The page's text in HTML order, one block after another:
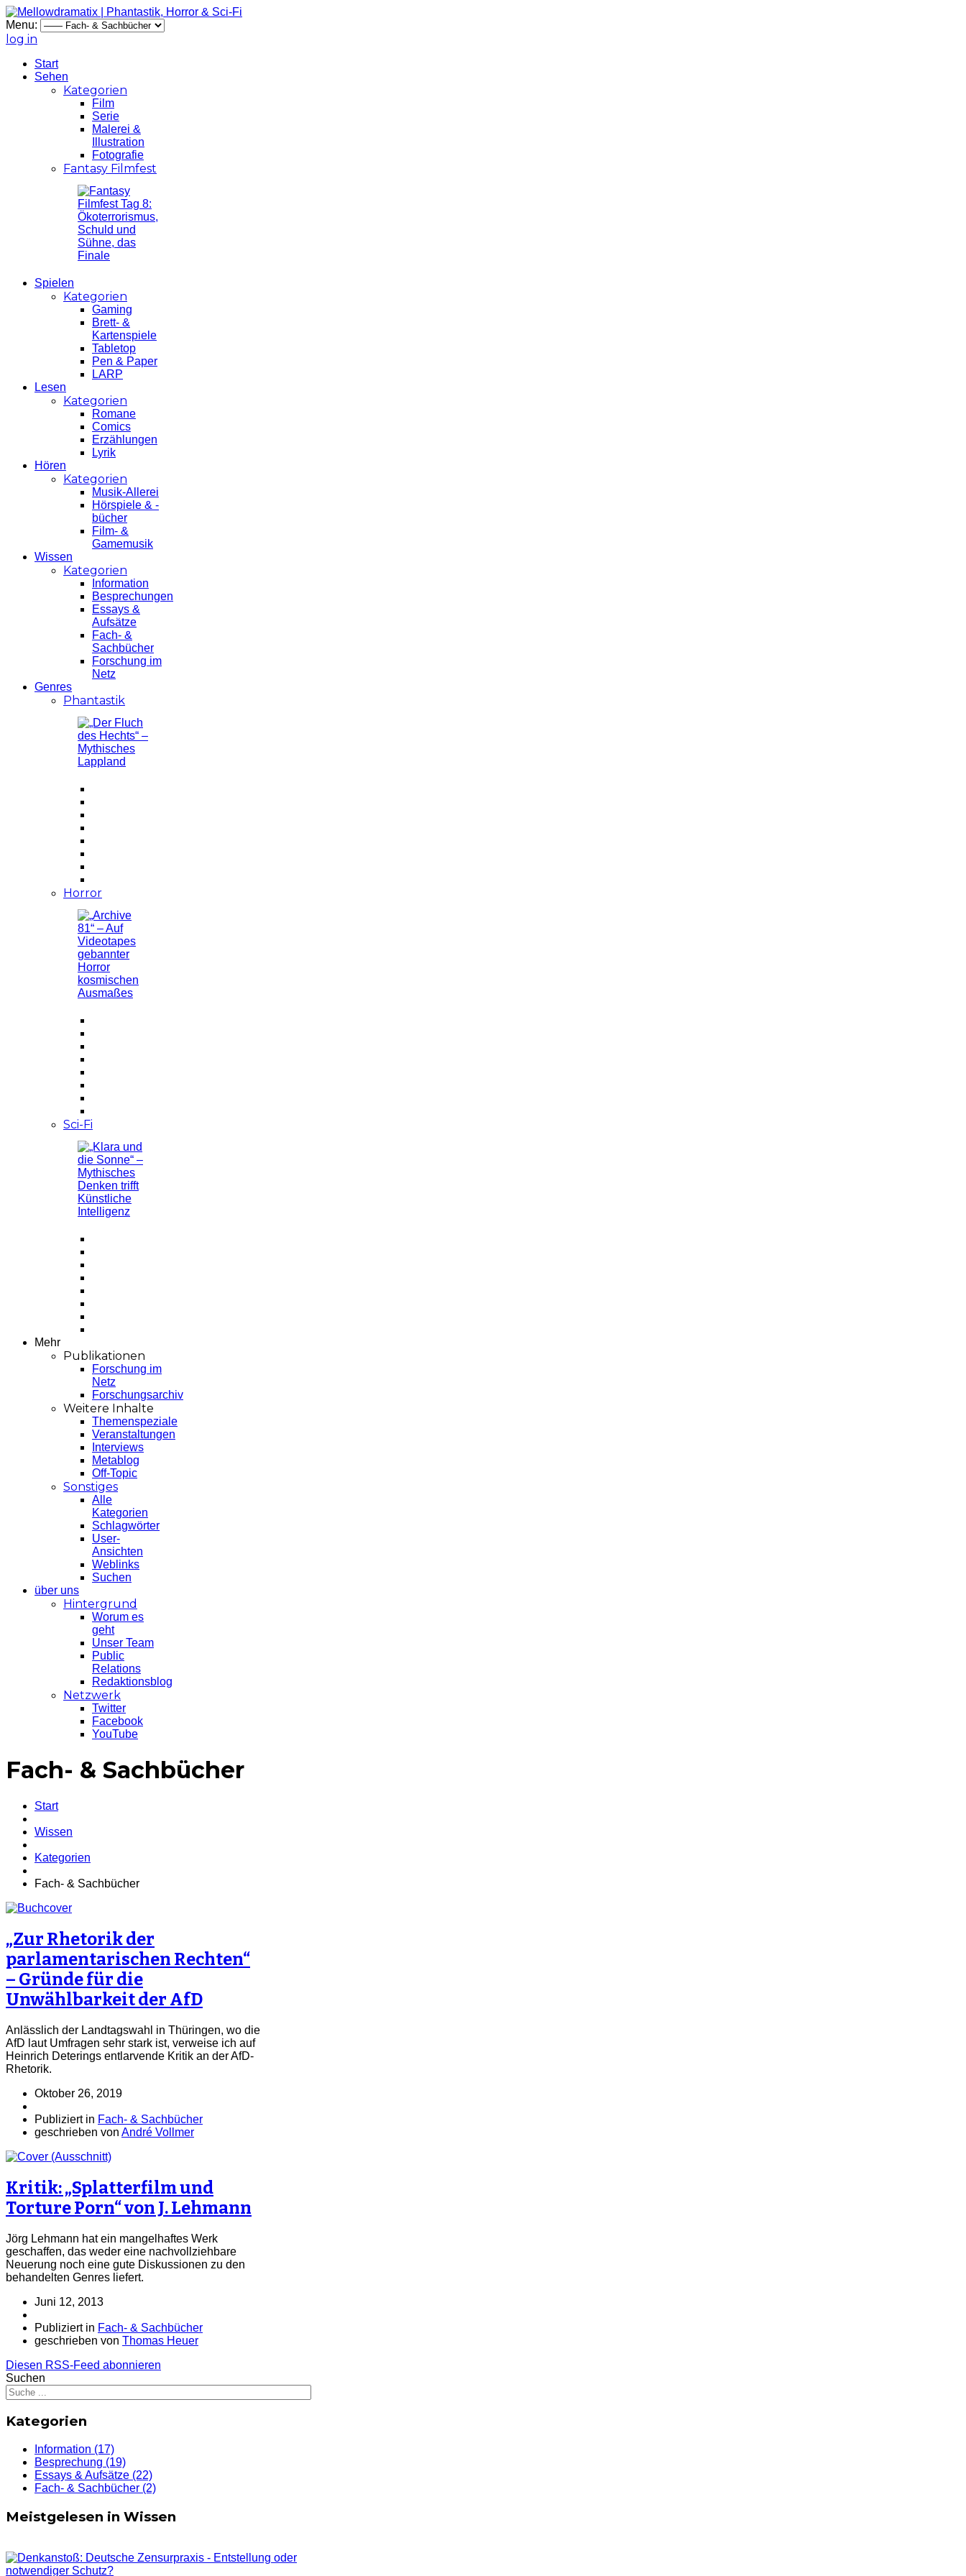
Menu:
log in
Start
Sehen
Kategorien
Film
Serie
Malerei &
Illustration
Fotografie
Fantasy Filmfest
Spielen
Kategorien
Gaming
Brett- &
Kartenspiele
Tabletop
Pen & Paper
LARP
Lesen
Kategorien
Romane
Comics
Erzählungen
Lyrik
Hören
Kategorien
Musik-Allerei
Hörspiele & -
bücher
Film- &
Gamemusik
Wissen
Kategorien
Information
Besprechungen
Essays &
Aufsätze
Fach- &
Sachbücher
Forschung im
Netz
Genres
Phantastik
Horror
Sci-Fi
Mehr
Publikationen
Forschung im
Netz
Forschungsarchiv
Weitere Inhalte
Themenspeziale
Veranstaltungen
Interviews
Metablog
Off-Topic
Sonstiges
Alle
Kategorien
Schlagwörter
User-
Ansichten
Weblinks
Suchen
über uns
Hintergrund
Worum es
geht
Unser Team
Public
Relations
Redaktionsblog
Netzwerk
Twitter
Facebook
YouTube
Fach- & Sachbücher
Start
Wissen
Kategorien
Fach- & Sachbücher
„Zur Rhetorik der
parlamentarischen Rechten“
– Gründe für die
Unwählbarkeit der AfD
Anlässlich der Landtagswahl in Thüringen, wo die
AfD laut Umfragen sehr stark ist, verweise ich auf
Heinrich Deterings entlarvende Kritik an der AfD-
Rhetorik.
Oktober 26, 2019
Publiziert in Fach- & Sachbücher
geschrieben von André Vollmer
Kritik: „Splatterfilm und
Torture Porn“ von J. Lehmann
Jörg Lehmann hat ein mangelhaftes Werk
geschaffen, das weder eine nachvollziehbare
Neuerung noch eine gute Diskussionen zu den
behandelten Genres liefert.
Juni 12, 2013
Publiziert in Fach- & Sachbücher
geschrieben von Thomas Heuer
Diesen RSS-Feed abonnieren
Suchen
Kategorien
Information (17)
Besprechung (19)
Essays & Aufsätze (22)
Fach- & Sachbücher (2)
Meistgelesen in Wissen